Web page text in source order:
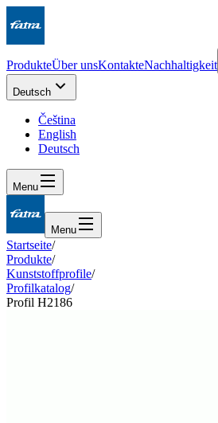
ProdukteÜber unsKontakteNachhaltigkeit
Deutsch
Čeština
English
Deutsch
Menu
Menu
Startseite/
Produkte/
Kunststoffprofile/
Profilkatalog/
Profil H2186